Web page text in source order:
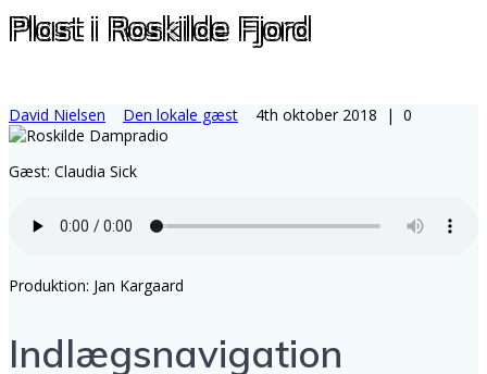
Plast i Roskilde Fjord
David Nielsen Den lokale gæst 4th oktober 2018 | 0
Gæst: Claudia Sick
Produktion: Jan Kargaard
Indlægsnavigation